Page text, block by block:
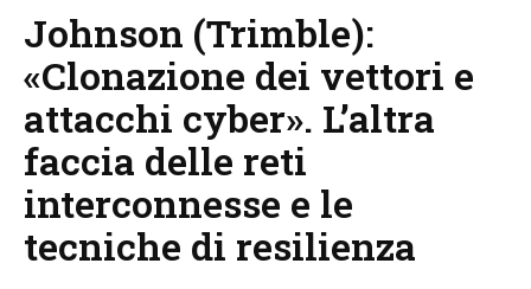
Johnson (Trimble):
«Clonazione dei vettori e
attacchi cyber». L’altra
faccia delle reti
interconnesse e le
tecniche di resilienza